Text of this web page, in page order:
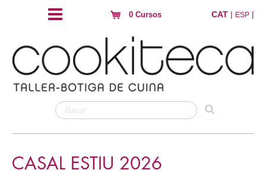
0 Cursos CAT | ESP |
CASAL ESTIU 2026